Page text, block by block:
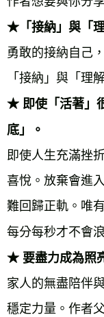
★「接納」與「
勇敢的接納自己
★ 即使「活著」
底」。
即使人生充滿挫
喜悅。放棄會進
難回歸正軌。唯
★ 要盡力成為照
家人的無盡陪伴
穩定力量。作者